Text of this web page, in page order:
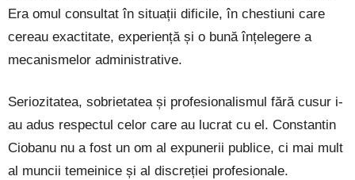
Era omul consultat în situații dificile, în chestiuni care
cereau exactitate, experiență și o bună înțelegere a
mecanismelor administrative.
Seriozitatea, sobrietatea și profesionalismul fără cusur i-
au adus respectul celor care au lucrat cu el. Constantin
Ciobanu nu a fost un om al expunerii publice, ci mai mult
al muncii temeinice și al discreției profesionale.